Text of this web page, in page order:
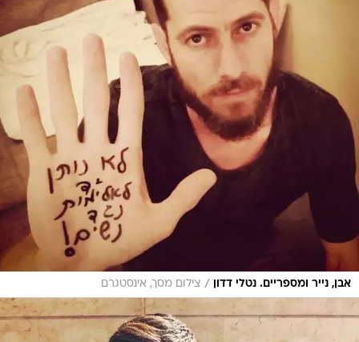
אבן, נייר ומספריים. נטלי דדון / צילום מסך, אינסטגרם